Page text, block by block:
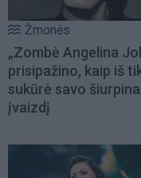
Žmonės
„Zombė Angelina
prisipažino, kaip iš
sukūrė savo
įvaizdį